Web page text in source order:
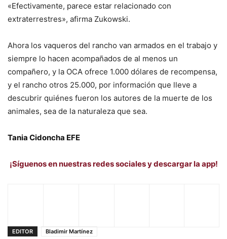
«Efectivamente, parece estar relacionado con
extraterrestres», afirma Zukowski.
Ahora los vaqueros del rancho van armados en el trabajo y
siempre lo hacen acompañados de al menos un
compañero, y la OCA ofrece 1.000 dólares de recompensa,
y el rancho otros 25.000, por información que lleve a
descubrir quiénes fueron los autores de la muerte de los
animales, sea de la naturaleza que sea.
Tania Cidoncha EFE
¡Síguenos en nuestras redes sociales y descargar la app!
EDITOR
Bladimir Martínez